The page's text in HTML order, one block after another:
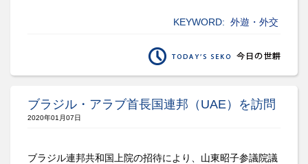
KEYWORD: 外遊・外交
ブラジル・アラブ首長国連邦（UAE）を訪問
2020年01月07日
ブラジル連邦共和国上院の招待により、山東昭子参議院議